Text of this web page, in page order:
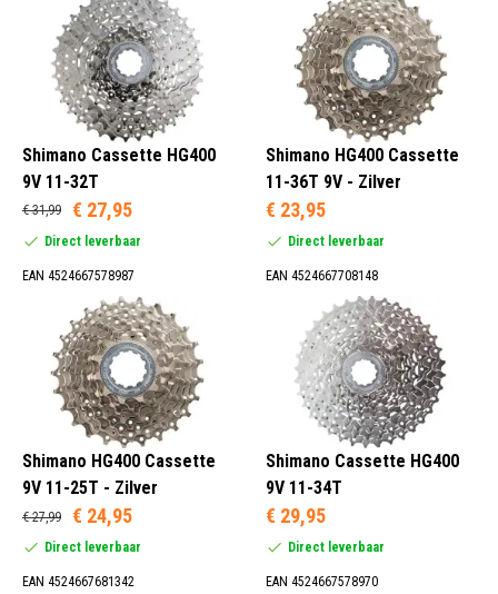
Shimano Cassette HG400
9V 11-32T
€ 31,99 € 27,95
Direct leverbaar
EAN 4524667578987
Shimano HG400 Cassette
11-36T 9V - Zilver
€ 23,95
Direct leverbaar
EAN 4524667708148
Shimano HG400 Cassette
9V 11-25T - Zilver
€ 27,99 € 24,95
Direct leverbaar
EAN 4524667681342
Shimano Cassette HG400
9V 11-34T
€ 29,95
Direct leverbaar
EAN 4524667578970